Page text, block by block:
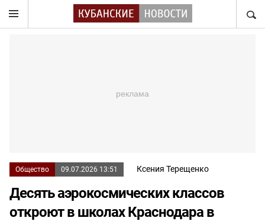
Общество 09.07.2026 13:51 Ксения Терещенко
Десять аэрокосмических классов
откроют в школах Краснодара в